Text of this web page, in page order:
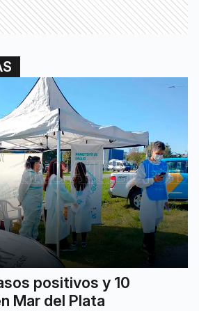
positivos y 10
Mar del Plata